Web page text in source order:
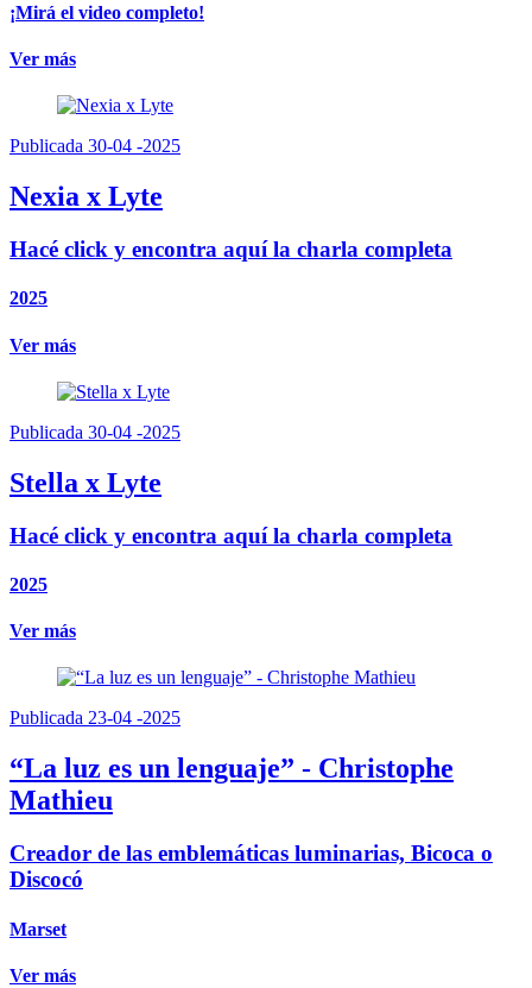
¡Mirá el video completo!
Ver más
Publicada 30-04 -2025
Nexia x Lyte
Hacé click y encontra aquí la charla completa
2025
Ver más
Publicada 30-04 -2025
Stella x Lyte
Hacé click y encontra aquí la charla completa
2025
Ver más
Publicada 23-04 -2025
“La luz es un lenguaje” - Christophe
Mathieu
Creador de las emblemáticas luminarias, Bicoca o
Discocó
Marset
Ver más